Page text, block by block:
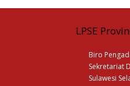
LPSE
Biro
Sekretariat
Sulawesi